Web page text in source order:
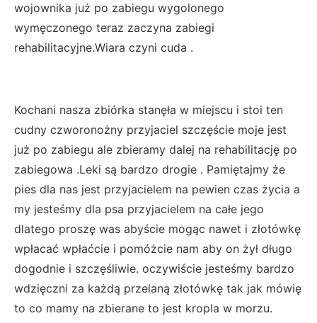
wojownika już po zabiegu wygolonego
wymęczonego teraz zaczyna zabiegi
rehabilitacyjne.Wiara czyni cuda .
Kochani nasza zbiórka stanęła w miejscu i stoi ten
cudny czworonożny przyjaciel szczęście moje jest
już po zabiegu ale zbieramy dalej na rehabilitację po
zabiegowa .Leki są bardzo drogie . Pamiętajmy że
pies dla nas jest przyjacielem na pewien czas życia a
my jesteśmy dla psa przyjacielem na całe jego
dlatego proszę was abyście mogąc nawet i złotówkę
wpłacać wpłaćcie i pomóżcie nam aby on żył długo
dogodnie i szczęśliwie. oczywiście jesteśmy bardzo
wdzięczni za każdą przelaną złotówkę tak jak mówię
to co mamy na zbierane to jest kropla w morzu.